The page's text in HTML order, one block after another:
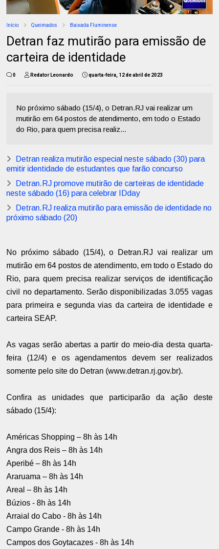
Início Queimados Baixada Fluminense
Detran faz mutirão para emissão de
carteira de identidade
0 Redator Leonardo quarta-feira, 12 de abril de 2023
No próximo sábado (15/4), o Detran.RJ vai realizar um
mutirão em 64 postos de atendimento, em todo o Estado
do Rio, para quem precisa realiz...
Detran realiza mutirão especial neste sábado (30) para
emitir identidade de estudantes que farão concurso
Detran.RJ promove mutirão de carteiras de identidade
neste sábado (16) para celebrar IDday
Detran.RJ realiza mutirão para emissão de identidade no
próximo sábado (20)
No próximo sábado (15/4), o Detran.RJ vai realizar um
mutirão em 64 postos de atendimento, em todo o Estado do
Rio, para quem precisa realizar serviços de identificação
civil no departamento. Serão disponibilizadas 3.055 vagas
para primeira e segunda vias da carteira de identidade e
carteira SEAP.
As vagas serão abertas a partir do meio-dia desta quarta-
feira (12/4) e os agendamentos devem ser realizados
somente pelo site do Detran (www.detran.rj.gov.br).
Confira as unidades que participarão da ação deste
sábado (15/4):
Américas Shopping – 8h às 14h
Angra dos Reis – 8h às 14h
Aperibé – 8h às 14h
Araruama – 8h às 14h
Areal – 8h às 14h
Búzios - 8h às 14h
Arraial do Cabo - 8h às 14h
Campo Grande - 8h às 14h
Campos dos Goytacazes - 8h às 14h